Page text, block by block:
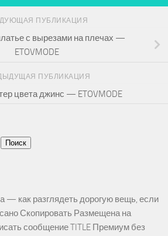
ПУБЛИКАЦИЯ
с вырезами на плечах —
ETOVMODE
ПУБЛИКАЦИЯ
цвета джинс — ETOVMODE
Поиск
— как разглядеть дорогую вещь, если
Скопировать Размещена на
сообщение TITLE Премиум без